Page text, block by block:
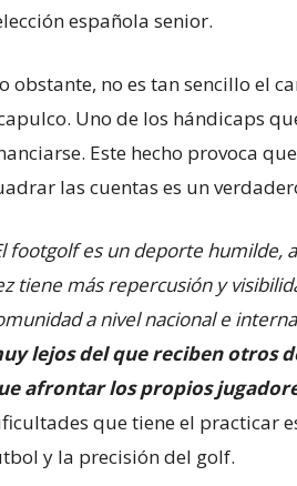
española senior.
obstante, no es tan sencillo el
Uno de los hándicaps
Este hecho provoca
las cuentas es un
footgolf es un deporte humilde,
tiene más repercusión y
a nivel nacional e
lejos del que reciben otros
afrontar los propios
que tiene el practicar
y la precisión del golf.